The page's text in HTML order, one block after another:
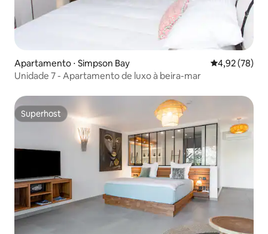
Apartamento ⋅ Simpson Bay 4,92 de uma
4,92 (78)
Unidade 7 - Apartamento de luxo à beira-mar
Superhost
Superhost